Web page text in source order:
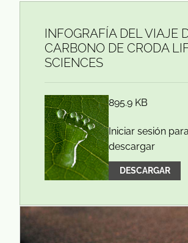
INFOGRAFÍA DEL VIAJE
CARBONO DE CRODA
SCIENCES
895.9 KB
Iniciar sesión para
descargar
DESCARGAR